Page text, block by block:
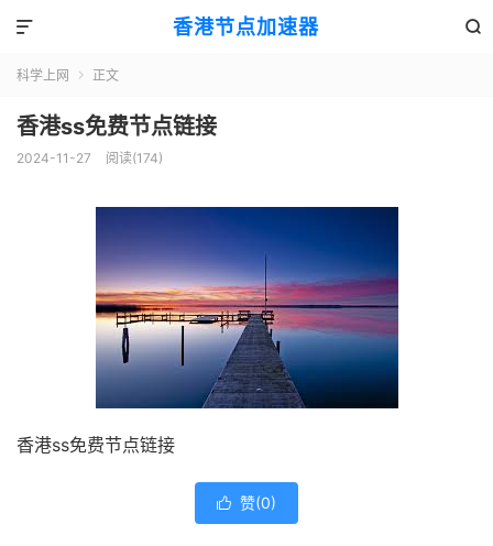
香港节点加速器 

科学上网  正文
香港ss免费节点链接
2024-11-27 阅读(174)
香港ss免费节点链接
 赞(0)